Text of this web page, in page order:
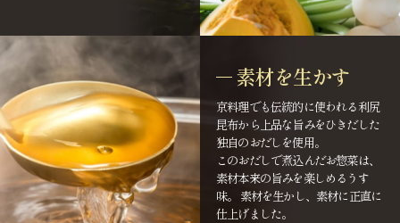
素材を生かす
京料理でも伝統的に使われる利尻
昆布から上品な旨みをひきだした
独自のおだしを使用。
このおだしで煮込んだお惣菜は、
素材本来の旨みを楽しめるうす
味。 素材を生かし、素材に正直に
仕上げました。